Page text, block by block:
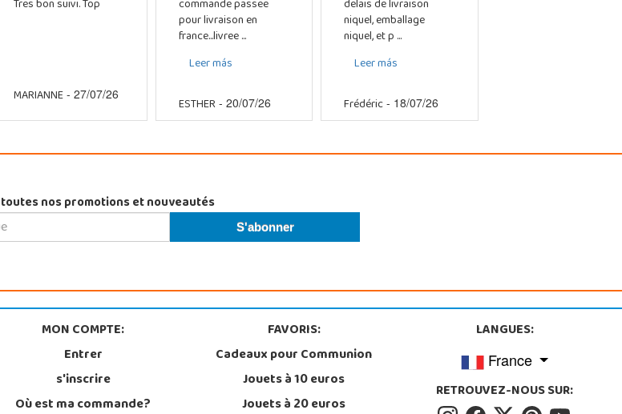
Tres bon suivi. Top
MARIANNE- 27/07/26
commande passee
pour livraison en
france...livree ...
Leer más
ESTHER- 20/07/26
delais de livraison
niquel, emballage
niquel, et p ...
Leer más
Frédéric- 18/07/26
nos promotions et nouveautés
MON COMPTE:
Entrer
s'inscrire
Où est ma commande?
FAVORIS:
Cadeaux pour Communion
Jouets à 10 euros
Jouets à 20 euros
LANGUES:
France
RETROUVEZ-NOUS SUR: